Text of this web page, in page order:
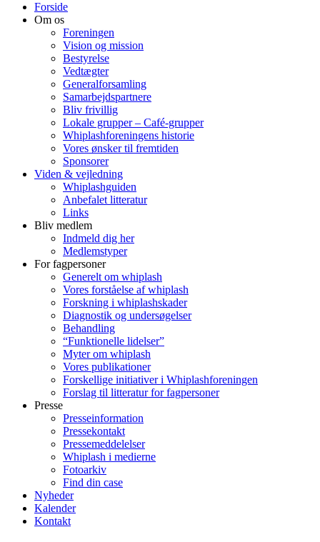
Forside
Om os
Foreningen
Vision og mission
Bestyrelse
Vedtægter
Generalforsamling
Samarbejdspartnere
Bliv frivillig
Lokale grupper – Café-grupper
Whiplashforeningens historie
Vores ønsker til fremtiden
Sponsorer
Viden & vejledning
Whiplashguiden
Anbefalet litteratur
Links
Bliv medlem
Indmeld dig her
Medlemstyper
For fagpersoner
Generelt om whiplash
Vores forståelse af whiplash
Forskning i whiplashskader
Diagnostik og undersøgelser
Behandling
“Funktionelle lidelser”
Myter om whiplash
Vores publikationer
Forskellige initiativer i Whiplashforeningen
Forslag til litteratur for fagpersoner
Presse
Presseinformation
Pressekontakt
Pressemeddelelser
Whiplash i medierne
Fotoarkiv
Find din case
Nyheder
Kalender
Kontakt